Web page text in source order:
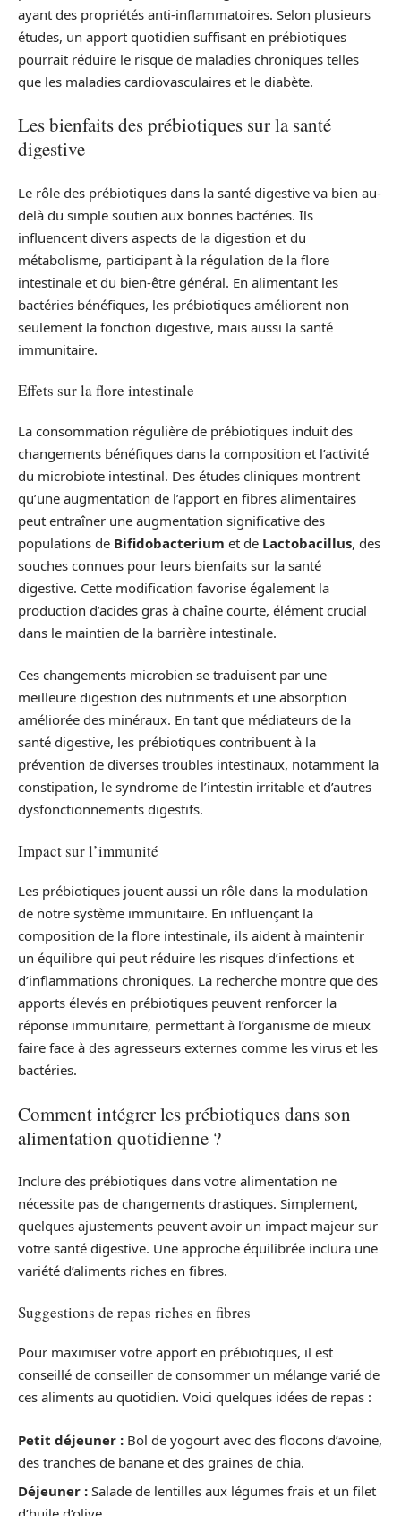
ayant des propriétés anti-inflammatoires. Selon plusieurs
études, un apport quotidien suffisant en prébiotiques
pourrait réduire le risque de maladies chroniques telles
que les maladies cardiovasculaires et le diabète.
Les bienfaits des prébiotiques sur la santé
digestive
Le rôle des prébiotiques dans la santé digestive va bien au-
delà du simple soutien aux bonnes bactéries. Ils
influencent divers aspects de la digestion et du
métabolisme, participant à la régulation de la flore
intestinale et du bien-être général. En alimentant les
bactéries bénéfiques, les prébiotiques améliorent non
seulement la fonction digestive, mais aussi la santé
immunitaire.
Effets sur la flore intestinale
La consommation régulière de prébiotiques induit des
changements bénéfiques dans la composition et l’activité
du microbiote intestinal. Des études cliniques montrent
qu’une augmentation de l’apport en fibres alimentaires
peut entraîner une augmentation significative des
populations de Bifidobacterium et de Lactobacillus, des
souches connues pour leurs bienfaits sur la santé
digestive. Cette modification favorise également la
production d’acides gras à chaîne courte, élément crucial
dans le maintien de la barrière intestinale.
Ces changements microbien se traduisent par une
meilleure digestion des nutriments et une absorption
améliorée des minéraux. En tant que médiateurs de la
santé digestive, les prébiotiques contribuent à la
prévention de diverses troubles intestinaux, notamment la
constipation, le syndrome de l’intestin irritable et d’autres
dysfonctionnements digestifs.
Impact sur l’immunité
Les prébiotiques jouent aussi un rôle dans la modulation
de notre système immunitaire. En influençant la
composition de la flore intestinale, ils aident à maintenir
un équilibre qui peut réduire les risques d’infections et
d’inflammations chroniques. La recherche montre que des
apports élevés en prébiotiques peuvent renforcer la
réponse immunitaire, permettant à l’organisme de mieux
faire face à des agresseurs externes comme les virus et les
bactéries.
Comment intégrer les prébiotiques dans son
alimentation quotidienne ?
Inclure des prébiotiques dans votre alimentation ne
nécessite pas de changements drastiques. Simplement,
quelques ajustements peuvent avoir un impact majeur sur
votre santé digestive. Une approche équilibrée inclura une
variété d’aliments riches en fibres.
Suggestions de repas riches en fibres
Pour maximiser votre apport en prébiotiques, il est
conseillé de conseiller de consommer un mélange varié de
ces aliments au quotidien. Voici quelques idées de repas :
Petit déjeuner : Bol de yogourt avec des flocons d’avoine,
des tranches de banane et des graines de chia.
Déjeuner : Salade de lentilles aux légumes frais et un filet